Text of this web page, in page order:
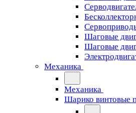
Шаговые
Шаговые
Механика
Механика
Шарико винтовые